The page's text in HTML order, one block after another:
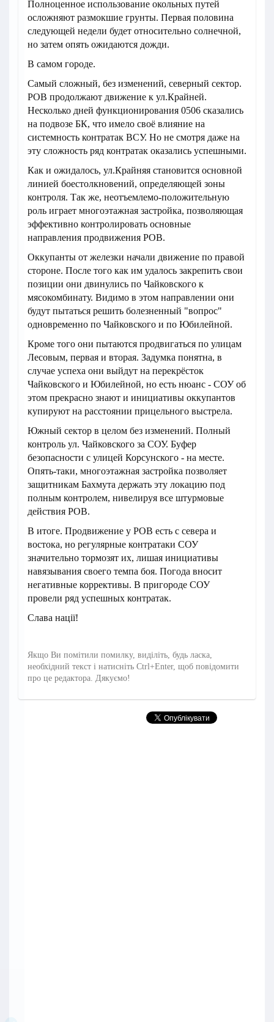
Полноценное использование окольных путей
осложняют размокшие грунты. Первая половина
следующей недели будет относительно солнечной,
но затем опять ожидаются дожди.
В самом городе.
Самый сложный, без изменений, северный сектор.
РОВ продолжают движение к ул.Крайней.
Несколько дней функционирования 0506 сказались
на подвозе БК, что имело своё влияние на
системность контратак ВСУ. Но не смотря даже на
эту сложность ряд контратак оказались успешными.
Как и ожидалось, ул.Крайняя становится основной
линией боестолкновений, определяющей зоны
контроля. Так же, неотъемлемо-положительную
роль играет многоэтажная застройка, позволяющая
эффективно контролировать основные
направления продвижения РОВ.
Оккупанты от железки начали движение по правой
стороне. После того как им удалось закрепить свои
позиции они двинулись по Чайковского к
мясокомбинату. Видимо в этом направлении они
будут пытаться решить болезненный "вопрос"
одновременно по Чайковского и по Юбилейной.
Кроме того они пытаются продвигаться по улицам
Лесовым, первая и вторая. Задумка понятна, в
случае успеха они выйдут на перекрёсток
Чайковского и Юбилейной, но есть нюанс - СОУ об
этом прекрасно знают и инициативы оккупантов
купируют на расстоянии прицельного выстрела.
Южный сектор в целом без изменений. Полный
контроль ул. Чайковского за СОУ. Буфер
безопасности с улицей Корсунского - на месте.
Опять-таки, многоэтажная застройка позволяет
защитникам Бахмута держать эту локацию под
полным контролем, нивелируя все штурмовые
действия РОВ.
В итоге. Продвижение у РОВ есть с севера и
востока, но регулярные контратаки СОУ
значительно тормозят их, лишая инициативы
навязывания своего темпа боя. Погода вносит
негативные коррективы. В пригороде СОУ
провели ряд успешных контратак.
Слава нації!
Якщо Ви помітили помилку, виділіть, будь ласка,
необхідний текст і натисніть Ctrl+Enter, щоб повідомити
про це редактора. Дякуємо!